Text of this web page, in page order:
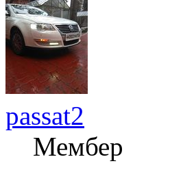
passat2
Мембер